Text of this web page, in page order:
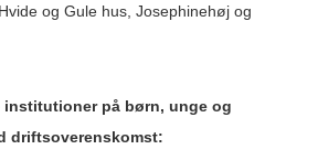
og Gule hus, Josephinehøj og
institutioner på børn, unge og
driftsoverenskomst: